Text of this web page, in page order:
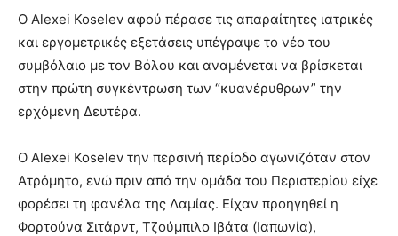
Ο Alexei Koselev αφού πέρασε τις απαραίτητες ιατρικές
και εργομετρικές εξετάσεις υπέγραψε το νέο του
συμβόλαιο με τον Βόλου και αναμένεται να βρίσκεται
στην πρώτη συγκέντρωση των “κυανέρυθρων” την
ερχόμενη Δευτέρα.
Ο Alexei Koselev την περσινή περίοδο αγωνιζόταν στον
Ατρόμητο, ενώ πριν από την ομάδα του Περιστερίου είχε
φορέσει τη φανέλα της Λαμίας. Είχαν προηγηθεί η
Φορτούνα Σιτάρντ, Τζούμπιλο Ιβάτα (Ιαπωνία),